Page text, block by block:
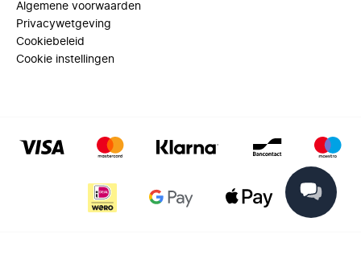
Algemene voorwaarden
Privacywetgeving
Cookiebeleid
Cookie instellingen